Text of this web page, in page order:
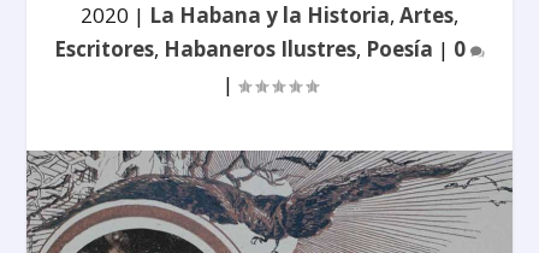
2020 | La Habana y la Historia, Artes,
Escritores, Habaneros Ilustres, Poesía | 0
|